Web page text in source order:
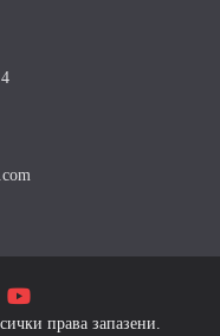
права запазени.